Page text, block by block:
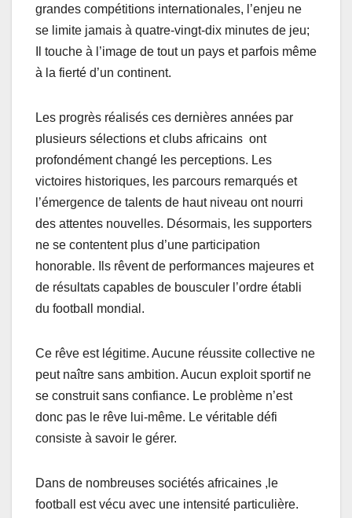
grandes compétitions internationales, l’enjeu ne
se limite jamais à quatre-vingt-dix minutes de jeu;
Il touche à l’image de tout un pays et parfois même
à la fierté d’un continent.
Les progrès réalisés ces dernières années par
plusieurs sélections et clubs africains ont
profondément changé les perceptions. Les
victoires historiques, les parcours remarqués et
l’émergence de talents de haut niveau ont nourri
des attentes nouvelles. Désormais, les supporters
ne se contentent plus d’une participation
honorable. Ils rêvent de performances majeures et
de résultats capables de bousculer l’ordre établi
du football mondial.
Ce rêve est légitime. Aucune réussite collective ne
peut naître sans ambition. Aucun exploit sportif ne
se construit sans confiance. Le problème n’est
donc pas le rêve lui-même. Le véritable défi
consiste à savoir le gérer.
Dans de nombreuses sociétés africaines ,le
football est vécu avec une intensité particulière.